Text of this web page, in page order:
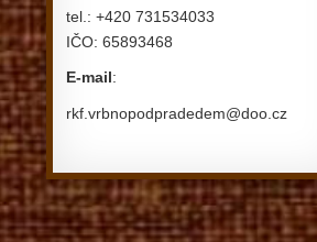
tel.: +420 731534033
IČO: 65893468
E-mail:
rkf.vrbnopodpradedem@doo.cz